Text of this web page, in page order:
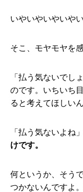
いやいやいやいや
そこ、モヤモヤを
「払う気ないでし
のです。いちいち
ると考えてほしいん
「払う気ないよね
けです。
何というか、そう
つかないんですよ